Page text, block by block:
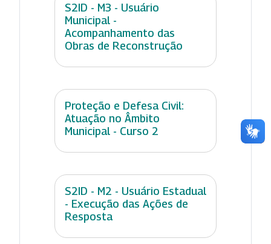
S2ID - M3 - Usuário
Municipal -
Acompanhamento das
Obras de Reconstrução
Proteção e Defesa Civil:
Atuação no Âmbito
Municipal - Curso 2
S2ID - M2 - Usuário Estadual
- Execução das Ações de
Resposta